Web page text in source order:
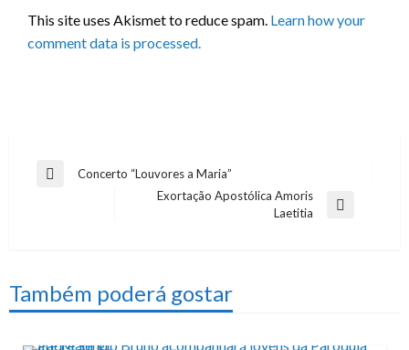
This site uses Akismet to reduce spam. Learn how your
comment data is processed.
Navegação
PreviousConcerto “Louvores a Maria”
Exortação Apostólica Amoris
Laetitia
Também poderá gostar